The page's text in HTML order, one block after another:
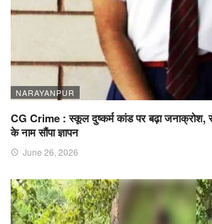
NARAYANPUR
CG Crime : स्कूल दुष्कर्म कांड पर बढ़ा जनाक्रोश,
के नाम सौंपा ज्ञापन
June 26, 2026